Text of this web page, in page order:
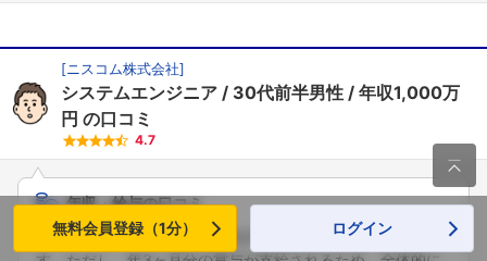
[ニスコム株式会社]
システムエンジニア 30代前半男性
年収1,000万
円 の口コミ
4.7
年収・給与の口コミ
給与面では、基本給は一般的なSES企業と大差ない印象で

無料会員登録（1分） ログイン